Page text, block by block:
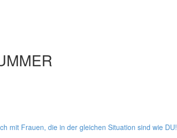
mit Frauen, die in der gleichen Situation sind wie DU!